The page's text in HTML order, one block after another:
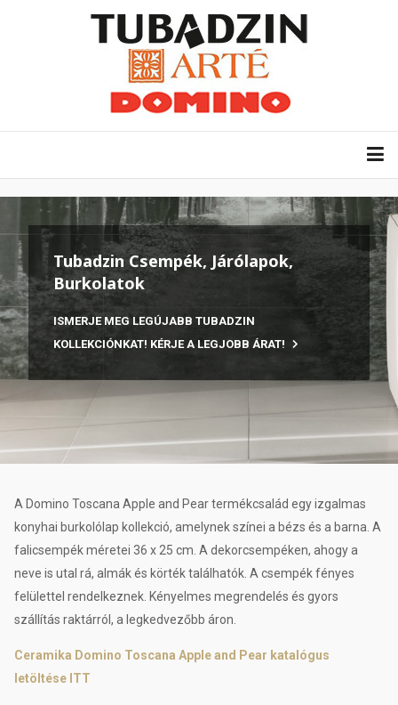
Tubadzin Csempék, Járólapok,
Burkolatok
ISMERJE MEG LEGÚJABB TUBADZIN
KOLLEKCIÓNKAT! KÉRJE A LEGJOBB ÁRAT!
A Domino Toscana Apple and Pear termékcsalád egy izgalmas
konyhai burkolólap kollekció, amelynek színei a bézs és a barna. A
falicsempék méretei 36 x 25 cm. A dekorcsempéken, ahogy a
neve is utal rá, almák és körték találhatók. A csempék fényes
felülettel rendelkeznek. Kényelmes megrendelés és gyors
szállítás raktárról, a legkedvezőbb áron.
Ceramika Domino Toscana Apple and Pear katalógus
letöltése ITT